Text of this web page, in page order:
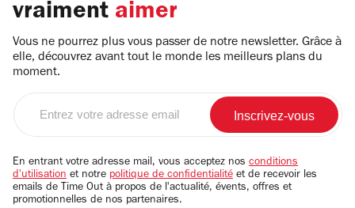
vraiment aimer
Vous ne pourrez plus vous passer de notre newsletter. Grâce à
elle, découvrez avant tout le monde les meilleurs plans du
moment.
email
En entrant votre adresse mail, vous acceptez nos conditions
d'utilisation et notre politique de confidentialité et de recevoir les
emails de Time Out à propos de l'actualité, évents, offres et
promotionnelles de nos partenaires.